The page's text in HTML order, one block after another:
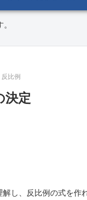
反比例
決定
し、反比例の式を作